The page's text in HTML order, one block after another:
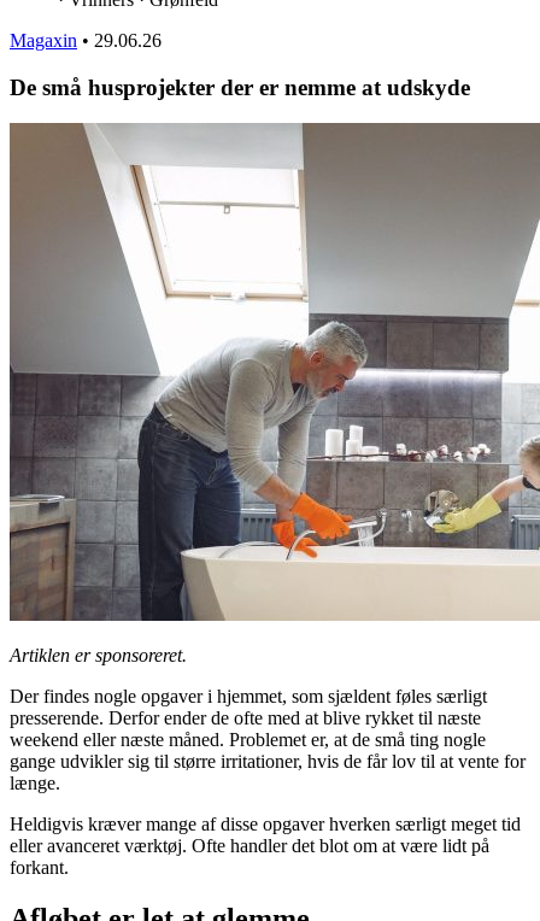
Magaxin • 29.06.26
De små husprojekter der er nemme at udskyde
Artiklen er sponsoreret.
Der findes nogle opgaver i hjemmet, som sjældent føles særligt
presserende. Derfor ender de ofte med at blive rykket til næste
weekend eller næste måned. Problemet er, at de små ting nogle
gange udvikler sig til større irritationer, hvis de får lov til at vente for
længe.
Heldigvis kræver mange af disse opgaver hverken særligt meget tid
eller avanceret værktøj. Ofte handler det blot om at være lidt på
forkant.